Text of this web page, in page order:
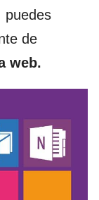
puedes
de
web.